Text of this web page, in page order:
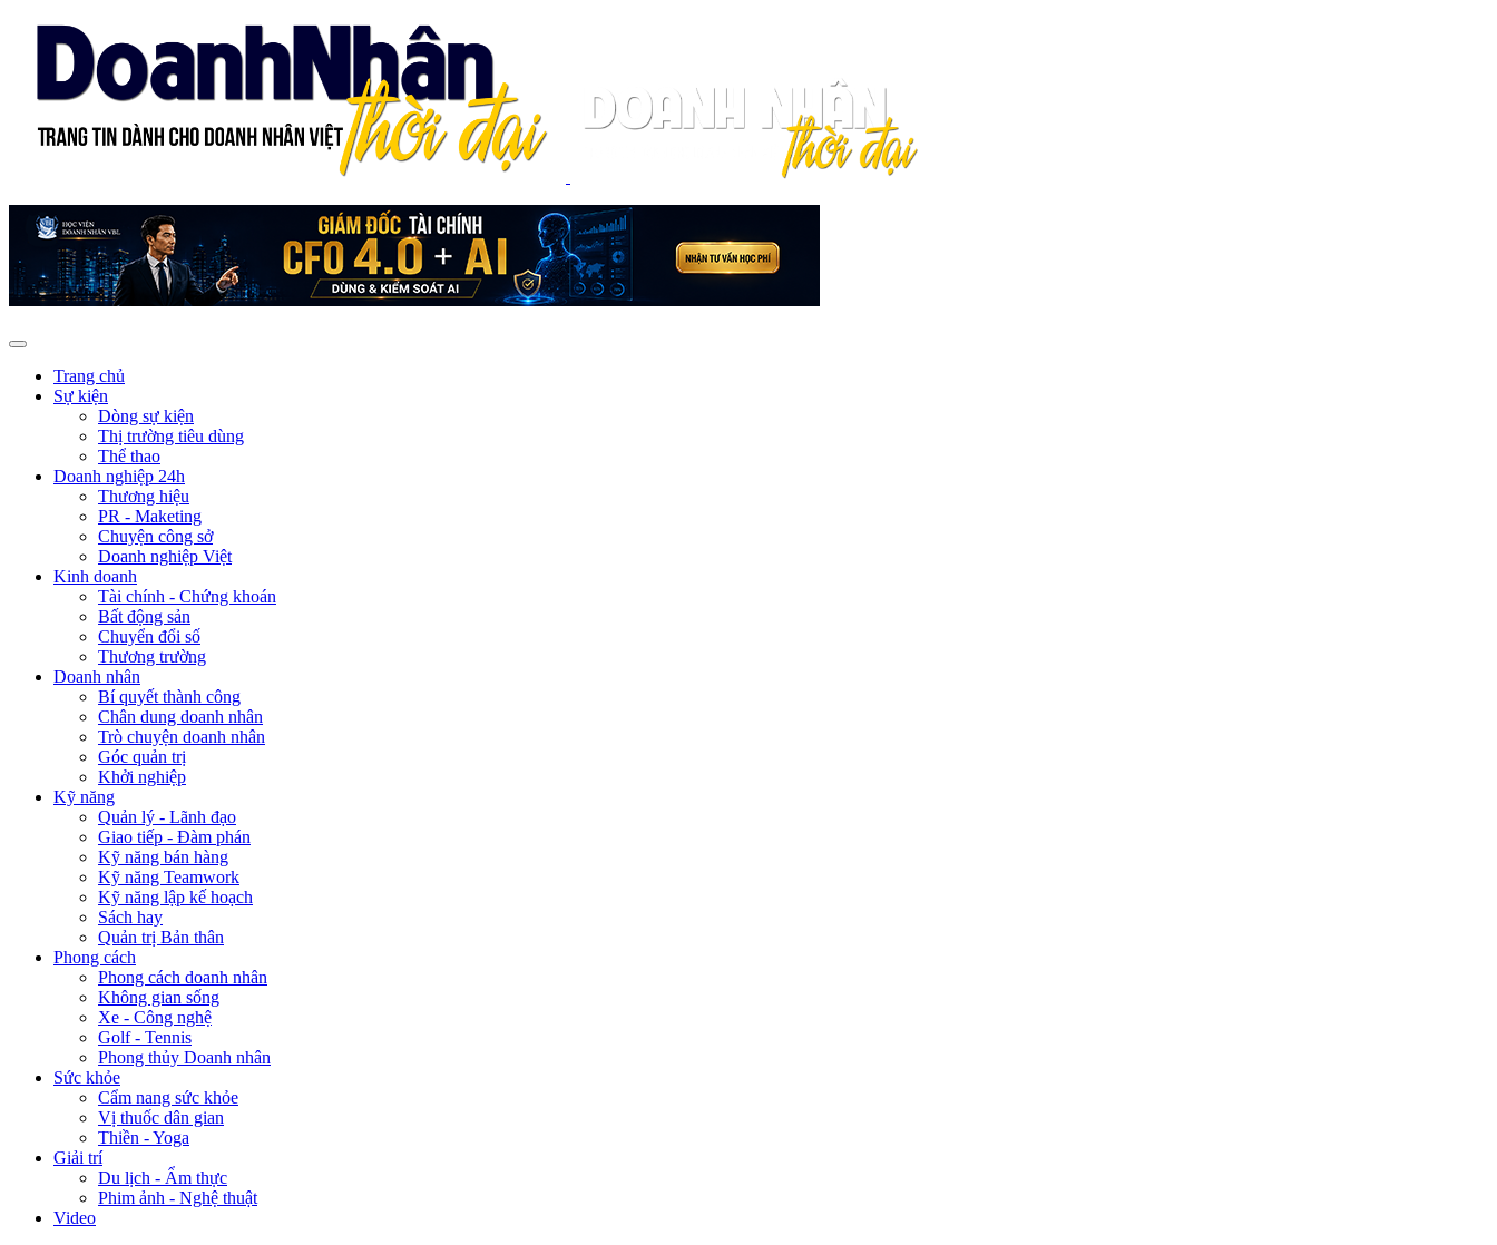
Trang chủ
Sự kiện
Dòng sự kiện
Thị trường tiêu dùng
Thể thao
Doanh nghiệp 24h
Thương hiệu
PR - Maketing
Chuyện công sở
Doanh nghiệp Việt
Kinh doanh
Tài chính - Chứng khoán
Bất động sản
Chuyển đổi số
Thương trường
Doanh nhân
Bí quyết thành công
Chân dung doanh nhân
Trò chuyện doanh nhân
Góc quản trị
Khởi nghiệp
Kỹ năng
Quản lý - Lãnh đạo
Giao tiếp - Đàm phán
Kỹ năng bán hàng
Kỹ năng Teamwork
Kỹ năng lập kế hoạch
Sách hay
Quản trị Bản thân
Phong cách
Phong cách doanh nhân
Không gian sống
Xe - Công nghệ
Golf - Tennis
Phong thủy Doanh nhân
Sức khỏe
Cẩm nang sức khỏe
Vị thuốc dân gian
Thiền - Yoga
Giải trí
Du lịch - Ẩm thực
Phim ảnh - Nghệ thuật
Video